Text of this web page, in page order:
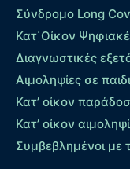
Σύνδρομο Long
Κατ΄Οίκον
Διαγνωστικές
Αιμοληψίες σε
Κατ’ οίκον
Κατ’ οίκον
Συμβεβλημένοι